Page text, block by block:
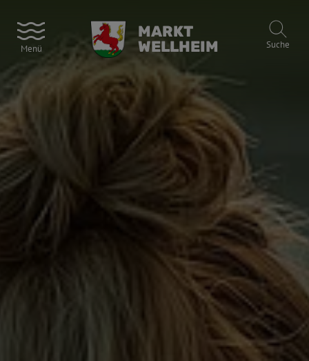
Menü
MARKT
WELLHEIM
Suche